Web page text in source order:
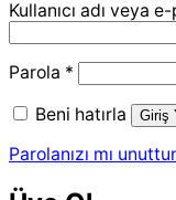
Kullanıcı adı veya
Parola *
Beni hatırla Giriş
Parolanızı mı